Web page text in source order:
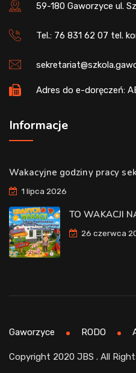
59-180 Gaworzyce ul.
Tel.: 76 831 62 07 tel.
Adres do e-doręczeń:
Informacje
Wakacyjne godziny pracy
1 lipca 2026
TO WAKACJI
26 czerwca
Copyright 2020 JBS . All
Gaworzyce RODO